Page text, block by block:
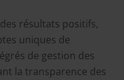
résultats positifs,
uniques de
de gestion des
la transparence des